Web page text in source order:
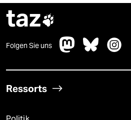
taz
Folgen Sie uns
Ressorts